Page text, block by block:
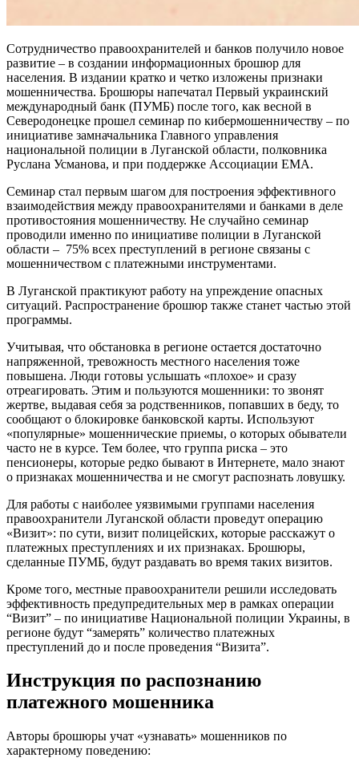
Сотрудничество правоохранителей и банков получило новое
развитие – в создании информационных брошюр для
населения. В издании кратко и четко изложены признаки
мошенничества. Брошюры напечатал Первый украинский
международный банк (ПУМБ) после того, как весной в
Северодонецке прошел семинар по кибермошенничеству – по
инициативе замначальника Главного управления
национальной полиции в Луганской области, полковника
Руслана Усманова, и при поддержке Ассоциации ЕМА.
Семинар стал первым шагом для построения эффективного
взаимодействия между правоохранителями и банками в деле
противостояния мошенничеству. Не случайно семинар
проводили именно по инициативе полиции в Луганской
области – 75% всех преступлений в регионе связаны с
мошенничеством с платежными инструментами.
В Луганской практикуют работу на упреждение опасных
ситуаций. Распространение брошюр также станет частью этой
программы.
Учитывая, что обстановка в регионе остается достаточно
напряженной, тревожность местного населения тоже
повышена. Люди готовы услышать «плохое» и сразу
отреагировать. Этим и пользуются мошенники: то звонят
жертве, выдавая себя за родственников, попавших в беду, то
сообщают о блокировке банковской карты. Используют
«популярные» мошеннические приемы, о которых обыватели
часто не в курсе. Тем более, что группа риска – это
пенсионеры, которые редко бывают в Интернете, мало знают
о признаках мошенничества и не смогут распознать ловушку.
Для работы с наиболее уязвимыми группами населения
правоохранители Луганской области проведут операцию
«Визит»: по сути, визит полицейских, которые расскажут о
платежных преступлениях и их признаках. Брошюры,
сделанные ПУМБ, будут раздавать во время таких визитов.
Кроме того, местные правоохранители решили исследовать
эффективность предупредительных мер в рамках операции
“Визит” – по инициативе Национальной полиции Украины, в
регионе будут “замерять” количество платежных
преступлений до и после проведения “Визита”.
Инструкция по распознанию
платежного мошенника
Авторы брошюры учат «узнавать» мошенников по
характерному поведению: